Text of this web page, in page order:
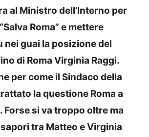
al Ministro dell’Interno per
Roma” e mettere
nei guai la posizione del
di Roma Virginia Raggi.
per come il Sindaco della
la questione Roma a
Forse si va troppo oltre ma
tra Matteo e Virginia